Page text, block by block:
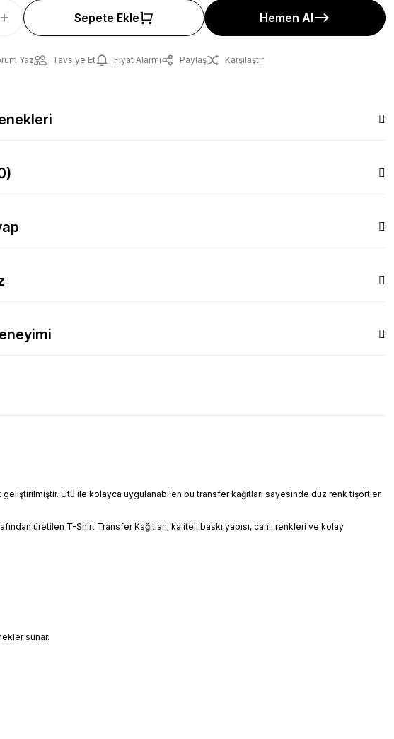
Sepete Ekle Hemen Al
Yaz Tavsiye Et Fiyat Alarmı Paylaş Karşılaştır
Ütü ile kolayca uygulanabilen bu transfer kağıtları sayesinde düz renk tişörtler
üretilen T-Shirt Transfer Kağıtları; kaliteli baskı yapısı, canlı renkleri ve kolay
sunar.